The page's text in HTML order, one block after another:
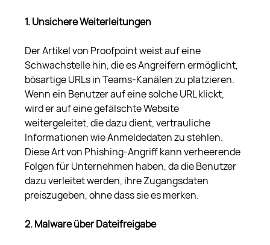
1. Unsichere Weiterleitungen
Der Artikel von Proofpoint weist auf eine
Schwachstelle hin, die es Angreifern ermöglicht,
bösartige URLs in Teams-Kanälen zu platzieren.
Wenn ein Benutzer auf eine solche URL klickt,
wird er auf eine gefälschte Website
weitergeleitet, die dazu dient, vertrauliche
Informationen wie Anmeldedaten zu stehlen.
Diese Art von Phishing-Angriff kann verheerende
Folgen für Unternehmen haben, da die Benutzer
dazu verleitet werden, ihre Zugangsdaten
preiszugeben, ohne dass sie es merken.
2. Malware über Dateifreigabe